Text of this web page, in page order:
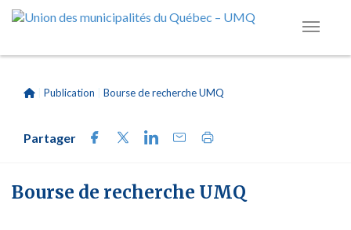
Publication Bourse de recherche UMQ
Partager
Bourse de recherche UMQ